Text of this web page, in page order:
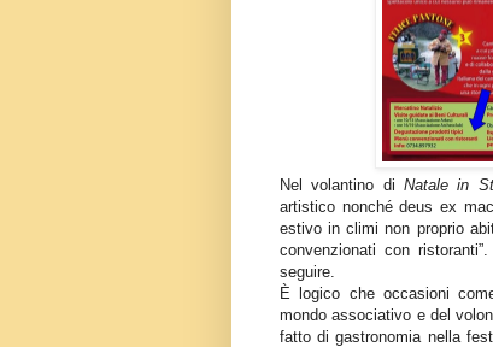
Nel volantino diNatale in
artistico nonché deus ex
estivo in climi non proprio
convenzionati con
seguire.
È logico che occasioni
mondo associativo e del
fatto di gastronomia nella